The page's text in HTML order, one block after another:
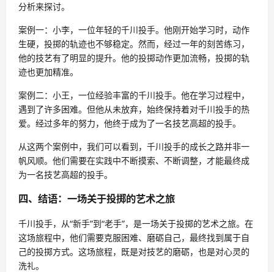
分析来探讨。
案例一：小李，一位年轻的千川投手。他刚开始学习时，动作
生硬，投掷的轨迹也不够稳定。然而，经过一年的刻苦练习，
他的技艺有了明显的提升。他的投掷动作更加流畅，投掷的轨
迹也更加精准。
案例二：小王，一位经验丰富的千川投手。他在学习过程中，
遇到了许多困难。但他从未放弃，始终保持着对千川投手的热
爱。经过多年的努力，他终于成为了一名技艺高超的投手。
从这两个案例中，我们可以看到，千川投手的成长之路并非一
帆风顺。他们需要在实践中不断摸索、不断调整，才能最终成
为一名技艺高超的投手。
四、结语：一场关于投掷的艺术之旅
千川投手，从“新手”到“老手”，是一场关于投掷的艺术之旅。在
这场旅程中，他们需要克服困难、磨砺自己，最终找到属于自
己的投掷方式。这场旅程，既是对技艺的磨砺，也是对心灵的
洗礼。